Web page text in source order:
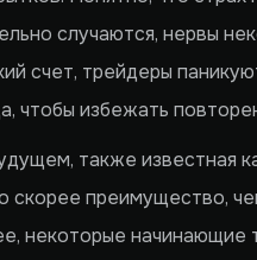
случаются, нервы
счет, трейдеры
чтобы избежать
также известная
скорее преимущество,
некоторые